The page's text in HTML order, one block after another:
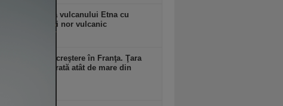
O nouă erupţie a vulcanului Etna cu
fântâni de lavă şi nor vulcanic
Şomajul este în creştere în Franţa. Ţara
nu a mai avut o rată atât de mare din